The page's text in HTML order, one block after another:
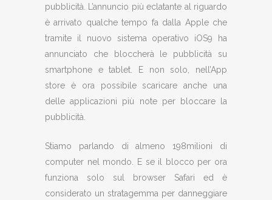
pubblicità. L’annuncio più eclatante al riguardo
è arrivato qualche tempo fa dalla Apple che
tramite il nuovo sistema operativo iOS9 ha
annunciato che bloccherà le pubblicità su
smartphone e tablet. E non solo, nell’App
store è ora possibile scaricare anche una
delle applicazioni più note per bloccare la
pubblicità.
Stiamo parlando di almeno 198milioni di
computer nel mondo. E se il blocco per ora
funziona solo sul browser Safari ed è
considerato un stratagemma per danneggiare